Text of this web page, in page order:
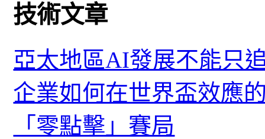
技術文章
亞太地區AI發展不能只
企業如何在世界盃效應
「零點擊」賽局